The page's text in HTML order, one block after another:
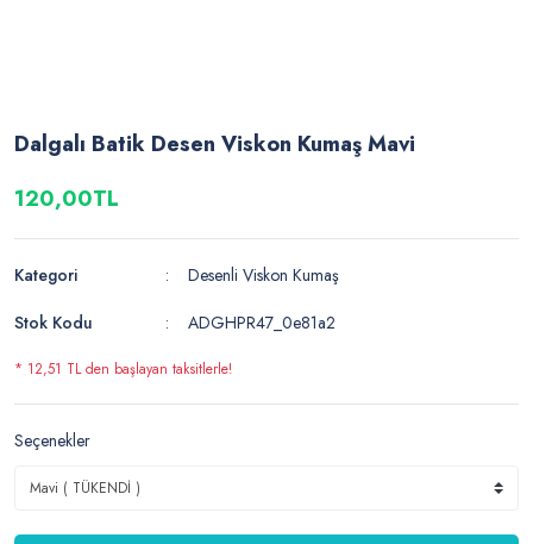
Dalgalı Batik Desen Viskon Kumaş Mavi
120,00TL
Kategori
Desenli Viskon Kumaş
Stok Kodu
ADGHPR47_0e81a2
* 12,51 TL den başlayan taksitlerle!
Seçenekler